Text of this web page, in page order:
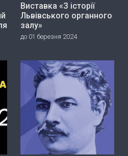
Виставка «З історії
Львівського органного
залу»
до 01 березня 2024